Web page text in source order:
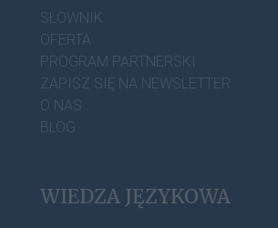
SŁOWNIK
OFERTA
PROGRAM PARTNERSKI
ZAPISZ SIĘ NA NEWSLETTER
O NAS
BLOG
WIEDZA JĘZYKOWA